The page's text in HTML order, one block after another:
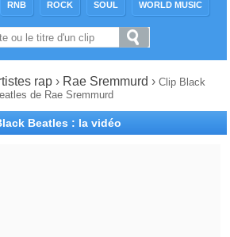
RNB ROCK SOUL WORLD MUSIC
rap› Rae Sremmurd › Clip Black
de Rae Sremmurd
Beatles : la vidéo